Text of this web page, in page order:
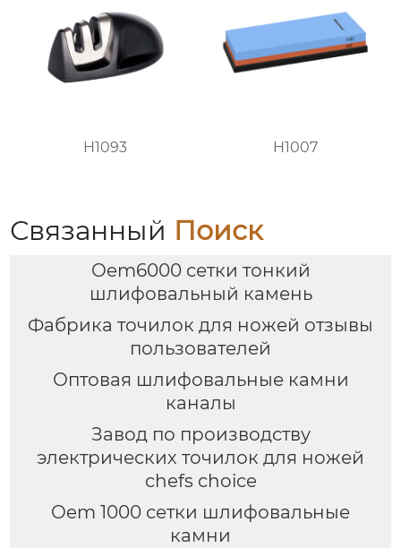
H1093 H1007
Связанный Поиск
Oem6000 сетки тонкий
шлифовальный камень
Фабрика точилок для ножей отзывы
пользователей
Оптовая шлифовальные камни
каналы
Завод по производству
электрических точилок для ножей
chefs choice
Oem 1000 сетки шлифовальные
камни